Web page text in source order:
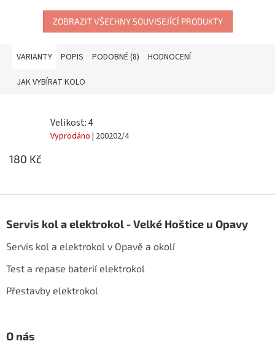
ZOBRAZIT VŠECHNY SOUVISEJÍCÍ PRODUKTY
VARIANTY POPIS PODOBNÉ (8) HODNOCENÍ
JAK VYBÍRAT KOLO
Velikost: 4
Vyprodáno | 200202/4
180 Kč
pServis kol a elektrokol - Velké Hoštice u Opavy
Servis kol a elektrokol v Opavě a okolí
Test a repase baterií elektrokol
Přestavby elektrokol
O nás